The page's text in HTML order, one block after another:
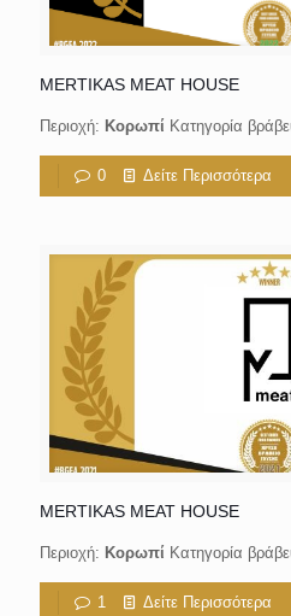
MERTIKAS MEAT HOUSE
Περιοχή: Κορωπί Κατηγορία
0 Δείτε Περισσότερα
MERTIKAS MEAT HOUSE
Περιοχή: Κορωπί Κατηγορία
1 Δείτε Περισσότερα